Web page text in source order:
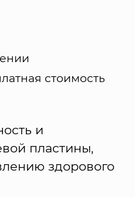
стоимость
и
пластины,
здорового